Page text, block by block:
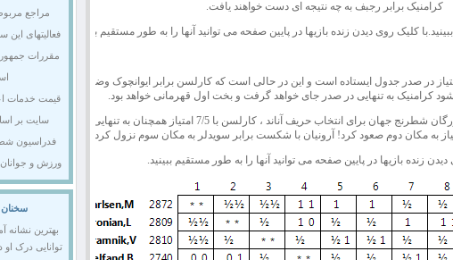
کرامنیک برابر رجبف به چه نتیجه ای دست خواهند یافت.
کلیک روی دیدن زنده بازیها در پایین صفحه می توانید آنها را به طور مستقیم ببینید.
با شکست آرونیان با 8 امتیاز در صدر جدول ایستاده است و این در حالی است که کارلسن برابر ایوانچوک وضعیت بازنده
کرامنیک به تنهایی در صدر جای خواهد گرفت و بخت اول قهرمانی خواهد بود.
در پایان دور یازدهم رویارویی بزرگان شطرنج جهان برای انتخاب حریف آناند ، کارلسن با 7/5 امتیاز همچنان به تنهایی در صدر
زنده بازیها در پایین صفحه می توانید آنها را به طور مستقیم ببینید.
مراجع
فعالیتهای این
مقررات
قیمت خدمات
سایت بر
فدراسیون
ورزش و
سخنان
بهترین نشانه
توانایی درک